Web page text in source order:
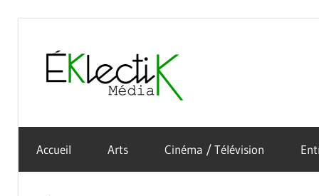
content
Média
culture
sous
toutes
Accueil Arts Cinéma / Télévision